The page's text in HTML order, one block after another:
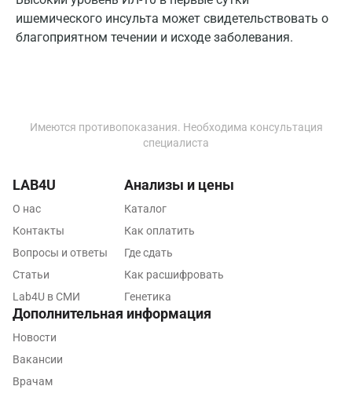
ишемического инсульта может свидетельствовать о
благоприятном течении и исходе заболевания.
Иваново
Ивантеевка
Йошкар-Ола
Калуга
Ковров
Королев
Имеются противопоказания. Необходима консультация
специалиста
LAB4U
О нас
Контакты
Вопросы и ответы
Статьи
Lab4U в СМИ
Анализы и цены
Каталог
Как оплатить
Где сдать
Как расшифровать
Генетика
Дополнительная информация
Новости
Вакансии
Врачам